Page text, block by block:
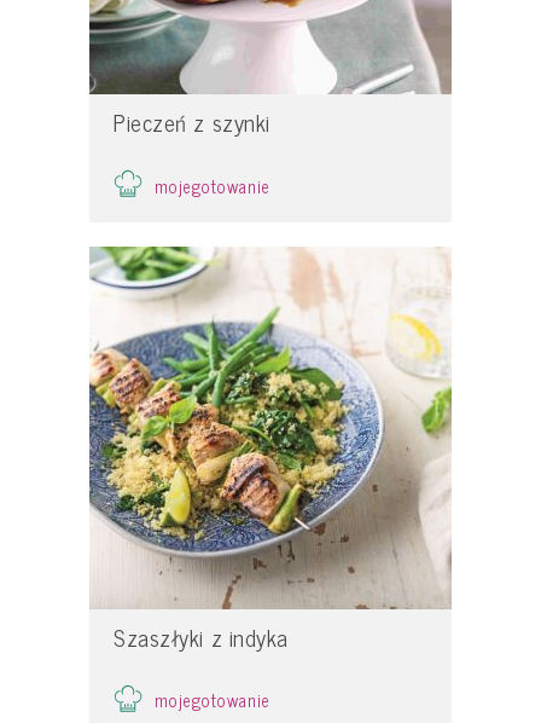
Pieczeń z szynki
mojegotowanie
Szaszłyki z indyka
mojegotowanie